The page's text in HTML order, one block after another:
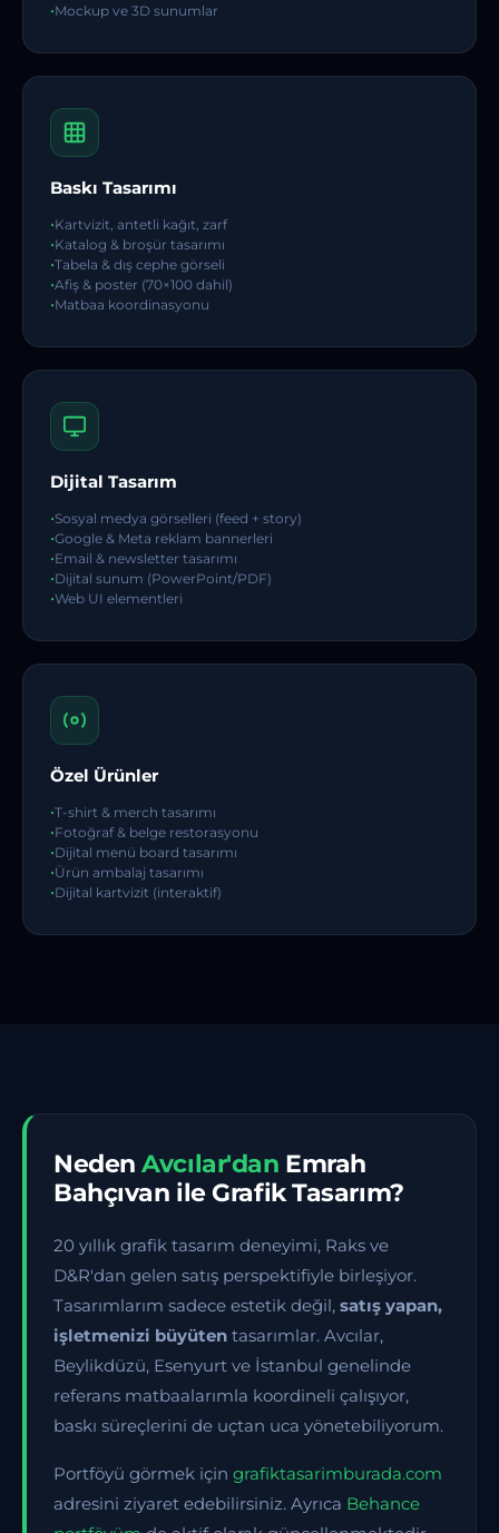
Mockup ve 3D sunumlar
Baskı Tasarımı
Kartvizit, antetli kağıt, zarf
Katalog & broşür tasarımı
Tabela & dış cephe görseli
Afiş & poster (70×100 dahil)
Matbaa koordinasyonu
Dijital Tasarım
Sosyal medya görselleri (feed + story)
Google & Meta reklam bannerleri
Email & newsletter tasarımı
Dijital sunum (PowerPoint/PDF)
Web UI elementleri
Özel Ürünler
T-shirt & merch tasarımı
Fotoğraf & belge restorasyonu
Dijital menü board tasarımı
Ürün ambalaj tasarımı
Dijital kartvizit (interaktif)
NedenAvcılar'dan Emrah
Bahçıvan ile Grafik Tasarım?
20 yıllık grafik tasarım deneyimi, Raks ve
D&R'dan gelen satış perspektifiyle birleşiyor.
Tasarımlarım sadece estetik değil, satış yapan,
işletmenizi büyüten tasarımlar. Avcılar,
Beylikdüzü, Esenyurt ve İstanbul genelinde
referans matbaalarımla koordineli çalışıyor,
baskı süreçlerini de uçtan uca yönetebiliyorum.
Portföyü görmek için grafiktasarimburada.com
adresini ziyaret edebilirsiniz. Ayrıca Behance